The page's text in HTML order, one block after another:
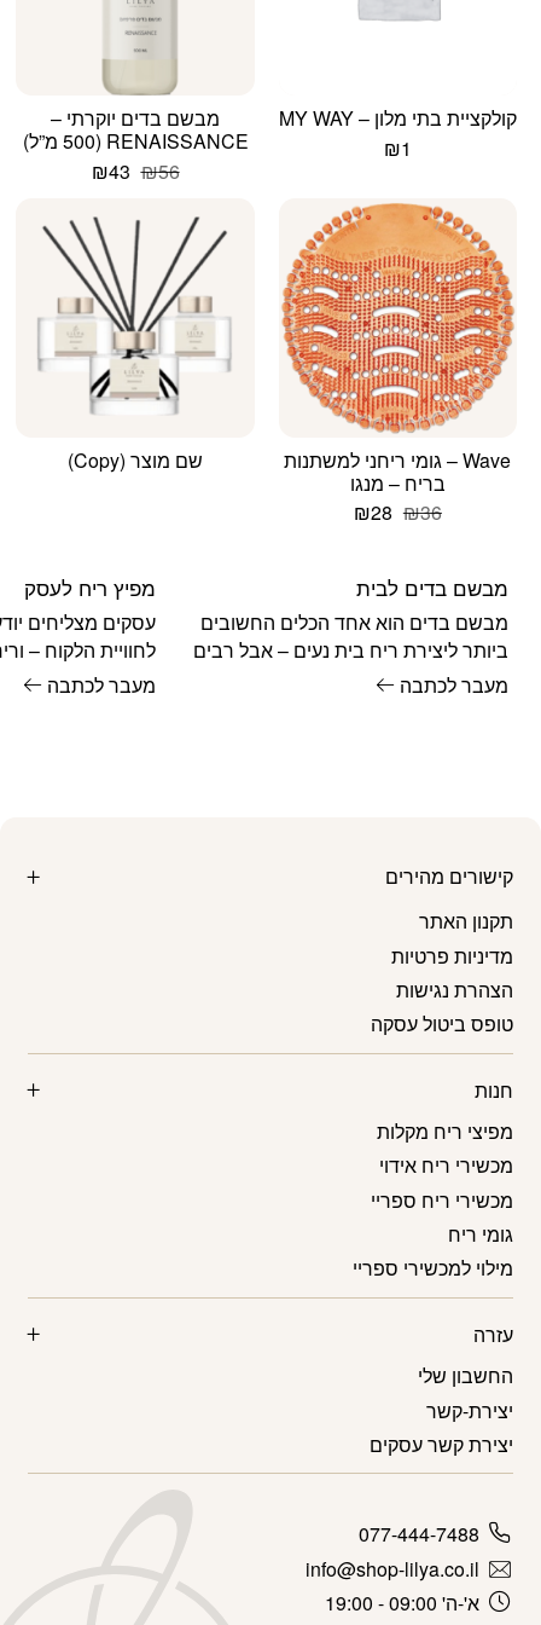
קולקציית בתי מלון – MY WAY
₪1
מבשם בדים יוקרתי –
RENAISSANCE (500 מ”ל)
₪56
המחיר
היה:
₪56.
₪43
הוא:
₪43.
Wave – גומי ריחני למשתנות
בריח – מנגו
₪36
המחיר
₪36.
₪28
שם מוצר (Copy)
מבשם בדים לבית
מבשם בדים הוא אחד הכלים החשובים
ביותר ליצירת ריח בית נעים – אבל רבים
לא יודעים איך להשתמש בו נכון.
מעבר לכתבה
מפיץ ריח לעסק
עסקים מצליחים
לחוויית הלקוח –
מכולם. מחקרים
מעבר לכתבה
קישורים מהירים
תקנון האתר
מדיניות פרטיות
הצהרת נגישות
טופס ביטול עסקה
חנות
מפיצי ריח מקלות
מכשירי ריח אידוי
מכשירי ריח ספריי
גומי ריח
מילוי למכשירי ספריי
עזרה
החשבון שלי
יצירת-קשר
יצירת קשר עסקים
077-444-7488
info@shop-lilya.co.il
א'-ה' 09:00 - 19:00